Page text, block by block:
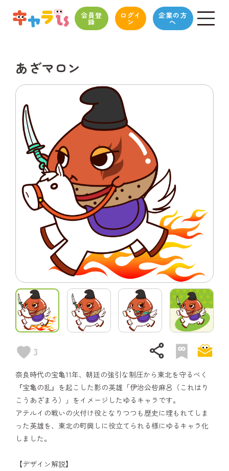
会員登
録
ログイ
ン
企業の方
へ
あざマロン
3 share
奈良時代の宝亀11年、朝廷の強引な制圧から東北を守るべく
『宝亀の乱』を起こした影の英雄「伊治公呰麻呂（これはり
こうあざまろ）」をイメージしたゆるキャラです。
アテルイの戦いの火付け役となりつつも歴史に埋もれてしま
った英雄を、東北の町興しに役立てられる様にゆるキャラ化
しました。
【デザイン解説】